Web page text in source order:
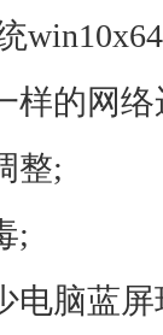
样的网
整;
;
电脑蓝